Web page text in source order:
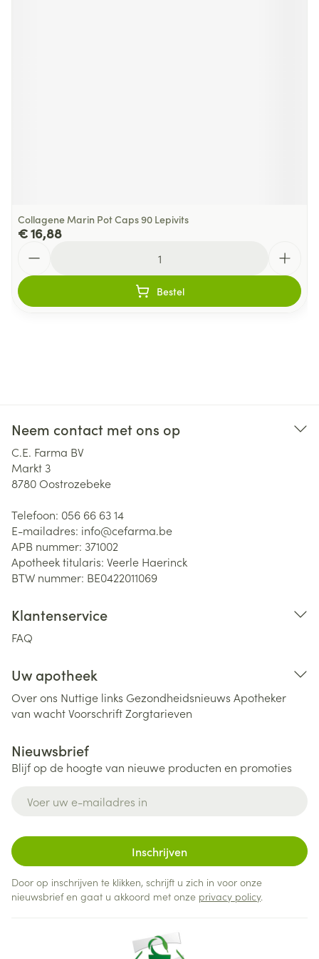
Collagene Marin Pot Caps 90 Lepivits
€ 16,88
Bestel
Neem contact met ons op
C.E. Farma BV
Markt 3
8780Oostrozebeke
Telefoon: 056 66 63 14
E-mailadres: info@cefarma.be
APB nummer: 371002
Apotheek titularis: Veerle Haerinck
BTW nummer: BE0422011069
Klantenservice
FAQ
Uw apotheek
Over ons Nuttige links Gezondheidsnieuws Apotheker
van wachtVoorschriftZorgtarieven
Nieuwsbrief
Blijf op de hoogte van nieuwe producten en promoties
Inschrijven
Door op inschrijven te klikken, schrijft u zich in voor onze
nieuwsbrief en gaat u akkoord met onze privacy policy.